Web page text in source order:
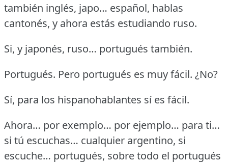
también inglés, japo… español, hablas
cantonés, y ahora estás estudiando ruso.
Si, y japonés, ruso… portugués también.
Portugués. Pero portugués es muy fácil. ¿No?
Sí, para los hispanohablantes sí es fácil.
Ahora… por exemplo… por ejemplo… para ti…
si tú escuchas… cualquier argentino, si
escuche… portugués, sobre todo el portugués